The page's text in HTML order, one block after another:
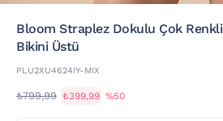
Bloom Straplez Dokulu Çok Renkli
Bikini Üstü
PLU2XU4624IY-MIX
₺799,99 ₺399,99 %50